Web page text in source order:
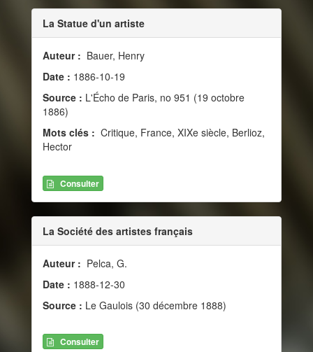
La Statue d'un artiste
Auteur : Bauer, Henry
Date : 1886-10-19
Source : L'Écho de Paris, no 951 (19 octobre
1886)
Mots clés : Critique, France, XIXe siècle, Berlioz,
Hector
Consulter
La Société des artistes français
Auteur : Pelca, G.
Date : 1888-12-30
Source : Le Gaulois (30 décembre 1888)
Consulter